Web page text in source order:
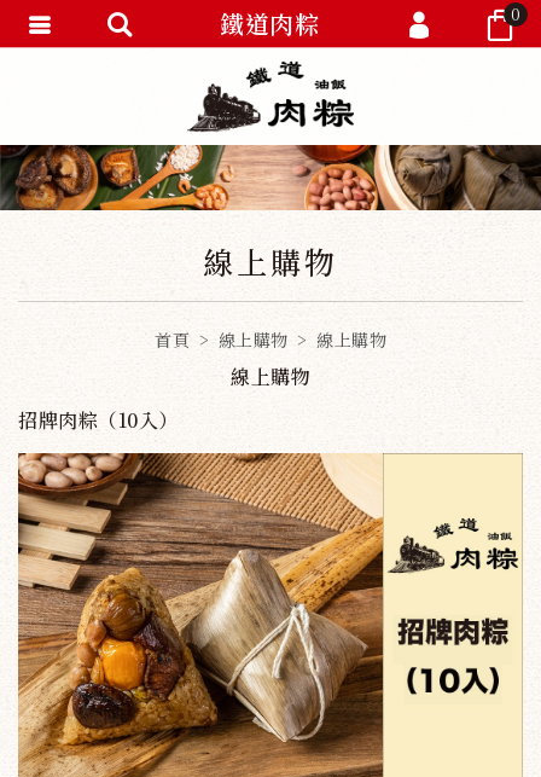
線上購物
首頁 線上購物 線上購物
線上購物
招牌肉粽（10入）
鐵道肉粽 0
會員登入
會員註冊
忘記密碼
訂單查詢